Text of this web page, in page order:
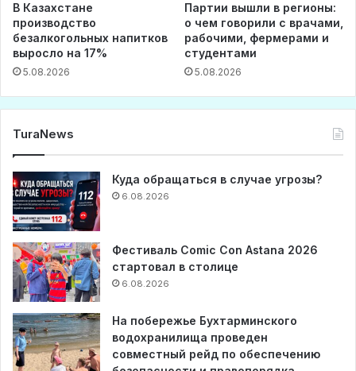
В Казахстане
производство
безалкогольных напитков
выросло на 17%
5.08.2026
Партии вышли в регионы:
о чем говорили с врачами,
рабочими, фермерами и
студентами
5.08.2026
TuraNews
Куда обращаться в случае угрозы?
6.08.2026
Фестиваль Comic Con Astana 2026
стартовал в столице
6.08.2026
На побережье Бухтарминского
водохранилища проведен
совместный рейд по обеспечению